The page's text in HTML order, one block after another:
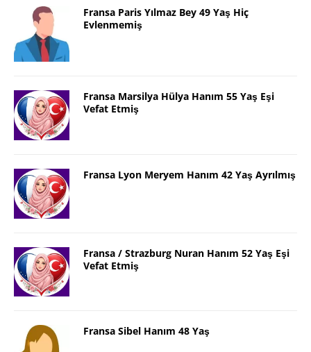
Fransa Paris Yılmaz Bey 49 Yaş Hiç
Evlenmemiş
Fransa Marsilya Hülya Hanım 55 Yaş Eşi
Vefat Etmiş
Fransa Lyon Meryem Hanım 42 Yaş Ayrılmış
Fransa / Strazburg Nuran Hanım 52 Yaş Eşi
Vefat Etmiş
Fransa Sibel Hanım 48 Yaş